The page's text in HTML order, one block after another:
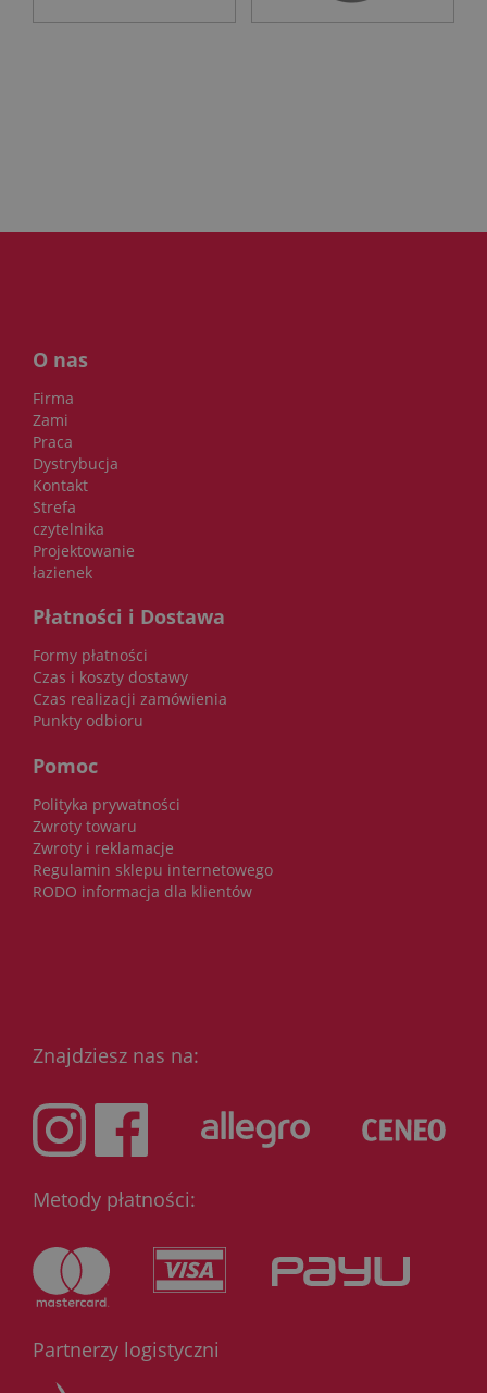
O nas
Firma
Zami
Praca
Dystrybucja
Kontakt
Strefa
czytelnika
Projektowanie
łazienek
Płatności i Dostawa
Formy płatności
Czas i koszty dostawy
Czas realizacji zamówienia
Punkty odbioru
Pomoc
Polityka prywatności
Zwroty towaru
Zwroty i reklamacje
Regulamin sklepu internetowego
RODO informacja dla klientów
Znajdziesz nas na:
Metody płatności:
Partnerzy logistyczni